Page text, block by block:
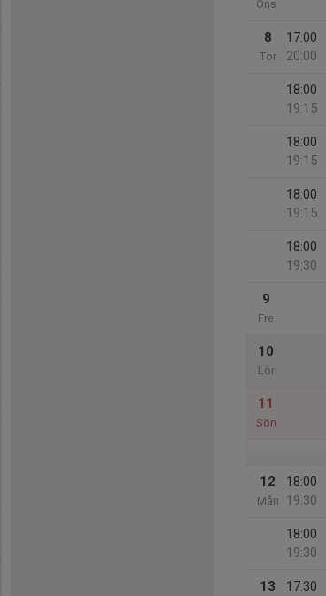
Ons
8
Tor
17:00
20:00
18:00
19:15
18:00
19:15
18:00
19:15
18:00
19:30
9
Fre
10
Lör
11
Sön
12
Mån
18:00
19:30
18:00
19:30
13
17:30